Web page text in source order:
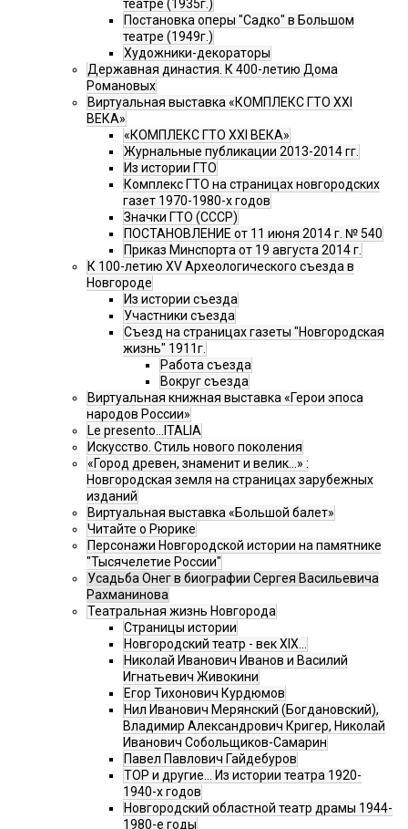
театре (1935г.)
Постановка оперы "Садко" в Большом
театре (1949г.)
Художники-декораторы
Державная династия. К 400-летию Дома
Романовых
Виртуальная выставка «КОМПЛЕКС ГТО XXI
ВЕКА»
«КОМПЛЕКС ГТО XXI ВЕКА»
Журнальные публикации 2013-2014 гг.
Из истории ГТО
Комплекс ГТО на страницах новгородских
газет 1970-1980-х годов
Значки ГТО (СССР)
ПОСТАНОВЛЕНИЕ от 11 июня 2014 г. № 540
Приказ Минспорта от 19 августа 2014 г.
К 100-летию XV Археологического съезда в
Новгороде
Из истории съезда
Участники съезда
Cъезд на страницах газеты "Новгородская
жизнь" 1911г.
Работа съезда
Вокруг съезда
Виртуальная книжная выставка «Герои эпоса
народов России»
Le presento...ITALIA
Искусство. Стиль нового поколения
«Город древен, знаменит и велик…» :
Новгородская земля на страницах зарубежных
изданий
Виртуальная выставка «Большой балет»
Читайте о Рюрике
Персонажи Новгородской истории на памятнике
"Тысячелетие России"
Усадьба Онег в биографии Сергея Васильевича
Рахманинова
Театральная жизнь Новгорода
Страницы истории
Новгородский театр - век XIX…
Николай Иванович Иванов и Василий
Игнатьевич Живокини
Егор Тихонович Курдюмов
Нил Иванович Мерянский (Богдановский),
Владимир Александрович Кригер, Николай
Иванович Собольщиков-Самарин
Павел Павлович Гайдебуров
ТОР и другие… Из истории театра 1920-
1940-х годов
Новгородский областной театр драмы 1944-
1980-е годы